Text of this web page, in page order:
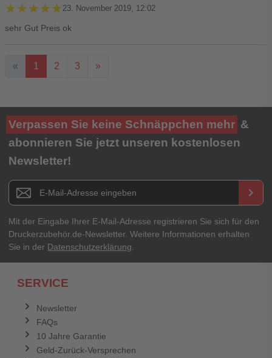
★★★★★
★★★★★ 23. November 2019, 12:02
sehr Gut Preis ok
« 1 2 3 »
Ihre Bewertung**
★★★★★
Titel**
E-Mail-Adresse
Ihr Passwort
Verpassen Sie keine Schnäppchen mehr &
abonnieren Sie jetzt unseren kostenlosen
Newsletter!
Newsletter E-Mail Adresse keyboard_arrow_right
Mit der Eingabe Ihrer E-Mail-Adresse registrieren Sie sich für den
Druckerzubehör.de-Newsletter. Weitere Informationen erhalten
Sie in der Datenschutzerklärung.
SERVICE
Newsletter
FAQs
10 Jahre Garantie
Geld-Zurück-Versprechen